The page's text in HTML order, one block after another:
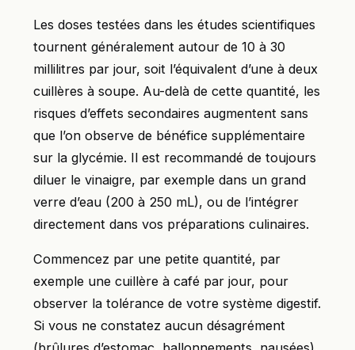
Les doses testées dans les études scientifiques
tournent généralement autour de 10 à 30
millilitres par jour, soit l’équivalent d’une à deux
cuillères à soupe. Au-delà de cette quantité, les
risques d’effets secondaires augmentent sans
que l’on observe de bénéfice supplémentaire
sur la glycémie. Il est recommandé de toujours
diluer le vinaigre, par exemple dans un grand
verre d’eau (200 à 250 mL), ou de l’intégrer
directement dans vos préparations culinaires.
Commencez par une petite quantité, par
exemple une cuillère à café par jour, pour
observer la tolérance de votre système digestif.
Si vous ne constatez aucun désagrément